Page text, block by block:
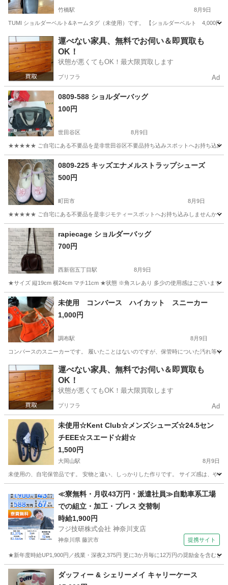
竹橋駅 8月9日
TUMI ショルダーベルト&ネームタグ（未使用）です。 【ショルダーベルト 4,000円
東京 千代田区 竹橋駅 バッグ TUMI
運べない家具、無料でお伺い＆即買取も
OK！
状態が悪くてもOK！最大限買取します
プリフラ Ad
0809-588 ショルダーバッグ
100円
世田谷区 8月9日
★★★★★ ご自宅にある不要品を是非世田谷区不要品持ち込みスポットへお持ち込みし
東京 世田谷区 スポット
0809-225 キッズエナメルストラップシューズ
500円
町田市 8月9日
★★★★★ ご自宅にある不要品を是非ジモティースポットへお持ち込みしませんか？
東京 町田市
rapiecage ショルダーバッグ
700円
西新宿五丁目駅 8月9日
★サイズ 縦19cm 横24cm マチ11cm ★状態 ※角スレあり 多少の使用感はございますが
東京 渋谷区 西新宿五丁目駅
未使用 コンバース ハイカット スニーカー
1,000円
調布駅 8月9日
コンバースのスニーカーです。 履いたことはないのですが、保管時についた汚れ等
東京 調布市 調布駅 靴
運べない家具、無料でお伺い＆即買取も
OK！
状態が悪くてもOK！最大限買取します
プリフラ Ad
未使用☆Kent Club☆メンズシューズ☆24.5セン
チEEE☆スエード☆紺☆
1,500円
大岡山駅 8月9日
未使用の、自宅保管品です。 安物と違い、しっかりした作りです。 サイズ感は、や
大岡山駅 靴 ネイビー
≪寮無料・月収43万円・派遣社員≫自動車系工場
での組立・加工・プレス 交替制
時給1,900円
フジ技研株式会社 神奈川支店
神奈川県 藤沢市 提携サイト
★新年度時給UP1,900円／残業・深夜2,375円 更に3か月毎に12万円の奨励金を含む
神奈川 藤沢市 ダッフィー & シェリーメイ キャリーケース